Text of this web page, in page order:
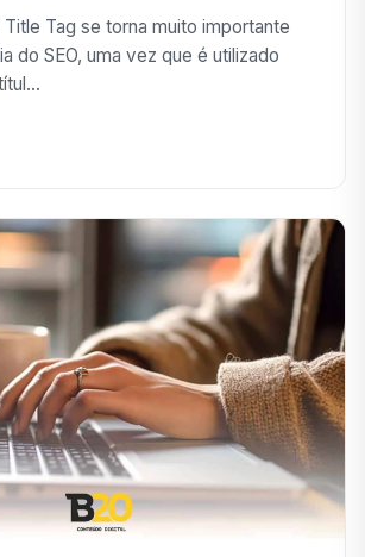
Tag se torna muito importante
do SEO, uma vez que é utilizado